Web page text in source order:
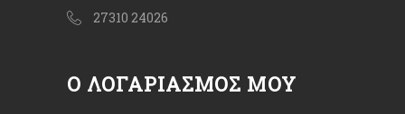
27310 24026
Ο ΛΟΓΑΡΙΑΣΜΌΣ ΜΟΥ